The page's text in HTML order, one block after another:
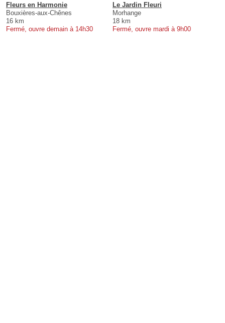
Fleurs en Harmonie
Bouxières-aux-Chênes
16 km
Fermé, ouvre demain à 14h30
Le Jardin Fleuri
Morhange
18 km
Fermé, ouvre mardi à 9h00